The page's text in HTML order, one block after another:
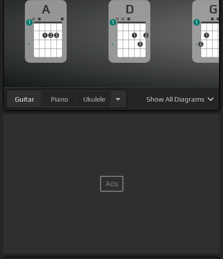
A
1 2 3
1
D
1
3
2
1
G
2
1
1
Guitar Piano Ukulele ShowAll Diagrams